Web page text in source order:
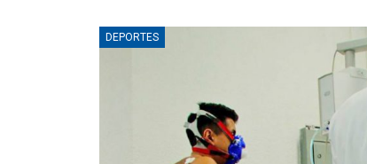
DEPORTES